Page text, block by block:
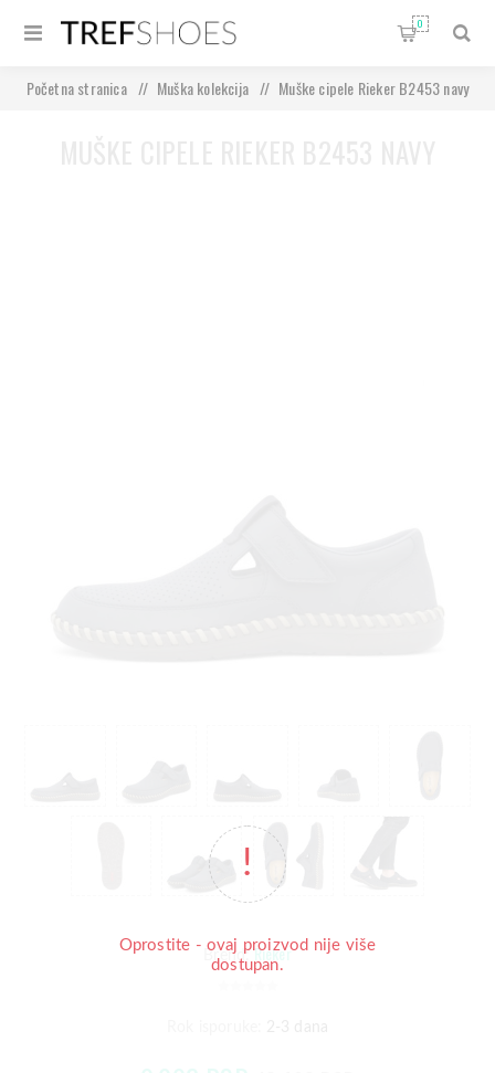
0
Početna stranica / Muška kolekcija / Muške cipele Rieker B2453 navy
Oprostite - ovaj proizvod nije više
dostupan.
Brend: Rieker